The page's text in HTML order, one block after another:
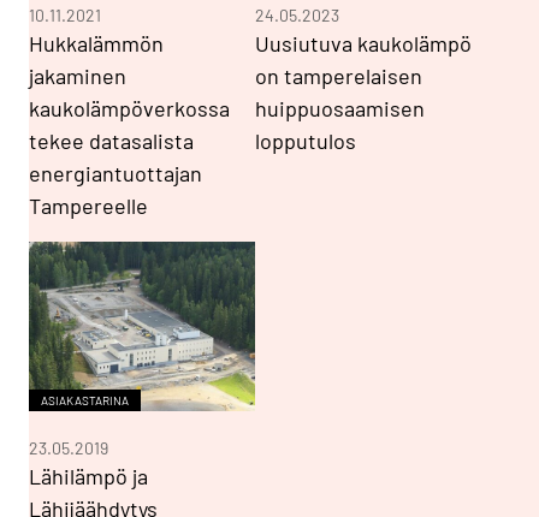
Hukkalämmön
jakaminen
kaukolämpöverkossa
tekee datasalista
energiantuottajan
Tampereelle
10.11.2021
Uusiutuva kaukolämpö
on tamperelaisen
huippuosaamisen
lopputulos
24.05.2023
ASIAKASTARINA
Lähilämpö ja
Lähijäähdytys
23.05.2019